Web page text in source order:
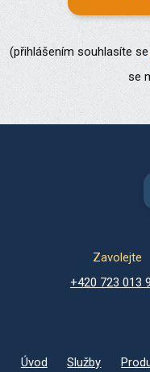
(přihlášením souhlasíte se
se
Zavolejte
+420 723 013
Úvod
Služby